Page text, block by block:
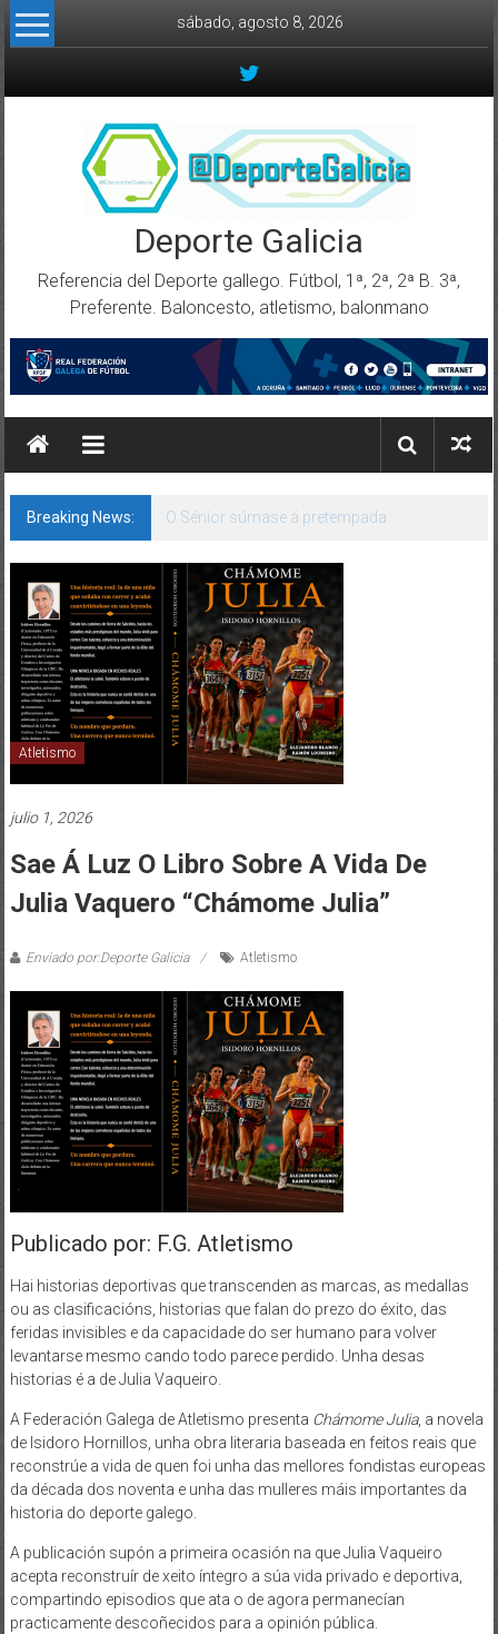
Skip to content
sábado, agosto 8, 2026
Deporte Galicia
Referencia del Deporte gallego. Fútbol, 1ª, 2ª, 2ª B. 3ª,
Preferente. Baloncesto, atletismo, balonmano
Breaking News: O Sénior súmase á pretempada
Atletismo
julio 1, 2026
Sae Á Luz O Libro Sobre A Vida De
Julia Vaquero “Chámome Julia”
Enviado por:Deporte Galicia Atletismo
Publicado por: F.G. Atletismo
Hai historias deportivas que transcenden as marcas, as medallas
ou as clasificacións, historias que falan do prezo do éxito, das
feridas invisibles e da capacidade do ser humano para volver
levantarse mesmo cando todo parece perdido. Unha desas
historias é a de Julia Vaqueiro.
A Federación Galega de Atletismo presenta Chámome Julia, a novela
de Isidoro Hornillos, unha obra literaria baseada en feitos reais que
reconstrúe a vida de quen foi unha das mellores fondistas europeas
da década dos noventa e unha das mulleres máis importantes da
historia do deporte galego.
A publicación supón a primeira ocasión na que Julia Vaqueiro
acepta reconstruír de xeito íntegro a súa vida privado e deportiva,
compartindo episodios que ata o de agora permanecían
practicamente descoñecidos para a opinión pública.